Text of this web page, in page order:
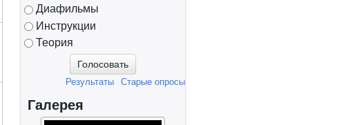
Диафильмы
Инструкции
Теория
Старые опросы
Результаты
Галерея